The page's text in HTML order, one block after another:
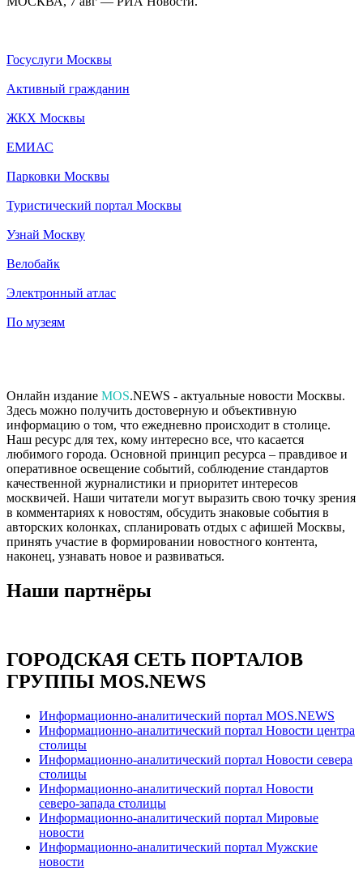
Госуслуги Москвы
Активный гражданин
ЖКХ Москвы
ЕМИАС
Парковки Москвы
Туристический портал Москвы
Узнай Москву
Велобайк
Электронный атлас
По музеям
Онлайн издание MOS.NEWS - актуальные новости Москвы.
Здесь можно получить достоверную и объективную
информацию о том, что ежедневно происходит в столице.
Наш ресурс для тех, кому интересно все, что касается
любимого города. Основной принцип ресурса – правдивое и
оперативное освещение событий, соблюдение стандартов
качественной журналистики и приоритет интересов
москвичей. Наши читатели могут выразить свою точку зрения
в комментариях к новостям, обсудить знаковые события в
авторских колонках, спланировать отдых с афишей Москвы,
принять участие в формировании новостного контента,
наконец, узнавать новое и развиваться.
Наши партнёры
ГОРОДСКАЯ СЕТЬ ПОРТАЛОВ
ГРУППЫ MOS.NEWS
Информационно-аналитический портал MOS.NEWS
Информационно-аналитический портал Новости центра
столицы
Информационно-аналитический портал Новости севера
столицы
Информационно-аналитический портал Новости
северо-запада столицы
Информационно-аналитический портал Мировые
новости
Информационно-аналитический портал Мужские
новости